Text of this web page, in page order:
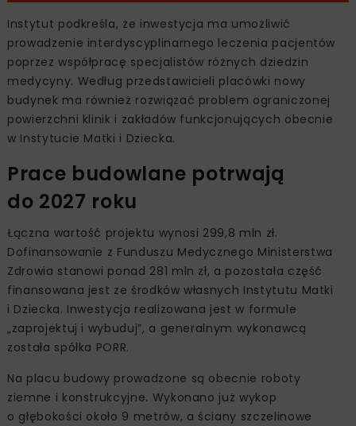
Instytut podkreśla, że inwestycja ma umożliwić
prowadzenie interdyscyplinarnego leczenia pacjentów
poprzez współpracę specjalistów różnych dziedzin
medycyny. Według przedstawicieli placówki nowy
budynek ma również rozwiązać problem ograniczonej
powierzchni klinik i zakładów funkcjonujących obecnie
w Instytucie Matki i Dziecka.
Prace budowlane potrwają
do 2027 roku
Łączna wartość projektu wynosi 299,8 mln zł.
Dofinansowanie z Funduszu Medycznego Ministerstwa
Zdrowia stanowi ponad 281 mln zł, a pozostała część
finansowana jest ze środków własnych Instytutu Matki
i Dziecka. Inwestycja realizowana jest w formule
„zaprojektuj i wybuduj”, a generalnym wykonawcą
została spółka PORR.
Na placu budowy prowadzone są obecnie roboty
ziemne i konstrukcyjne. Wykonano już wykop
o głębokości około 9 metrów, a ściany szczelinowe